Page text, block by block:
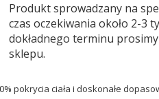
Produkt sprowadzany na
czas oczekiwania około 2-3
dokładnego terminu
sklepu.
pokrycia ciała i doskonałe